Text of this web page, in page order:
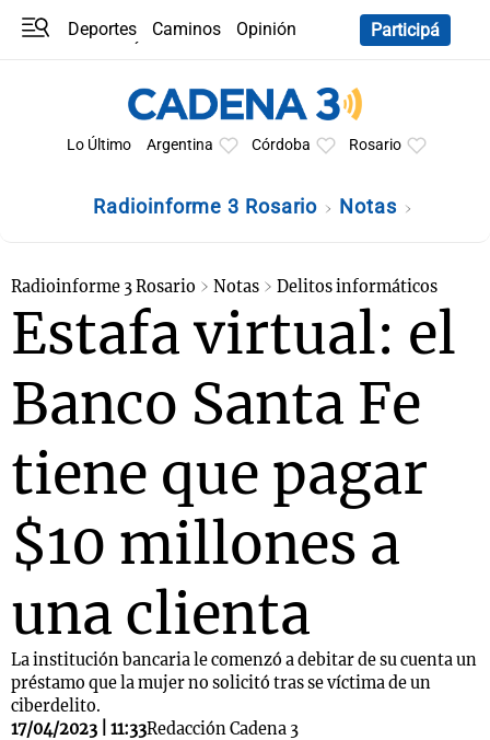
Deportes Caminos
Opinión
Participá
Lo Último Argentina Córdoba Rosario
Radioinforme 3 Rosario Notas
Radioinforme 3 Rosario Notas Delitos informáticos
Estafa virtual: el
Banco Santa Fe
tiene que pagar
$10 millones a
una clienta
La institución bancaria le comenzó a debitar de su cuenta un
préstamo que la mujer no solicitó tras se víctima de un
ciberdelito.
17/04/2023 | 11:33Redacción Cadena 3